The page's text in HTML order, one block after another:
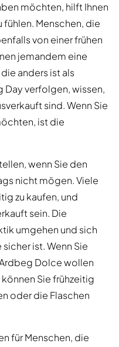
möchten, hilft Ihnen
fühlen. Menschen, die
von einer frühen
jemandem eine
anders ist als
Day verfolgen, wissen,
sind. Wenn Sie
ist die
wenn Sie den
nicht mögen. Viele
zu kaufen, und
sein. Die
umgehen und sich
ist. Wenn Sie
Dolce wollen
Sie frühzeitig
oder die Flaschen
für Menschen, die